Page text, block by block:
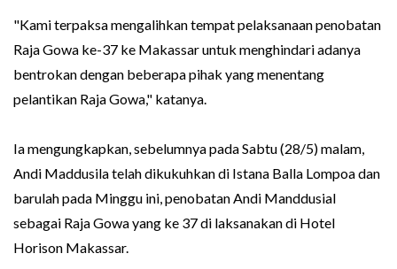
"Kami terpaksa mengalihkan tempat pelaksanaan penobatan
Raja Gowa ke-37 ke Makassar untuk menghindari adanya
bentrokan dengan beberapa pihak yang menentang
pelantikan Raja Gowa," katanya.
Ia mengungkapkan, sebelumnya pada Sabtu (28/5) malam,
Andi Maddusila telah dikukuhkan di Istana Balla Lompoa dan
barulah pada Minggu ini, penobatan Andi Manddusial
sebagai Raja Gowa yang ke 37 di laksanakan di Hotel
Horison Makassar.